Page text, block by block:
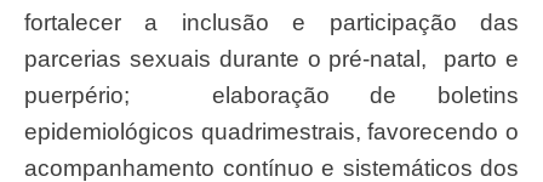
fortalecer a inclusão e participação das
parcerias sexuais durante o pré-natal, parto e
puerpério; elaboração de boletins
epidemiológicos quadrimestrais, favorecendo o
acompanhamento contínuo e sistemáticos dos